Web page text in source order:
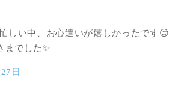
しい中、お心遣いが嬉しかったです😌
までした✨
日